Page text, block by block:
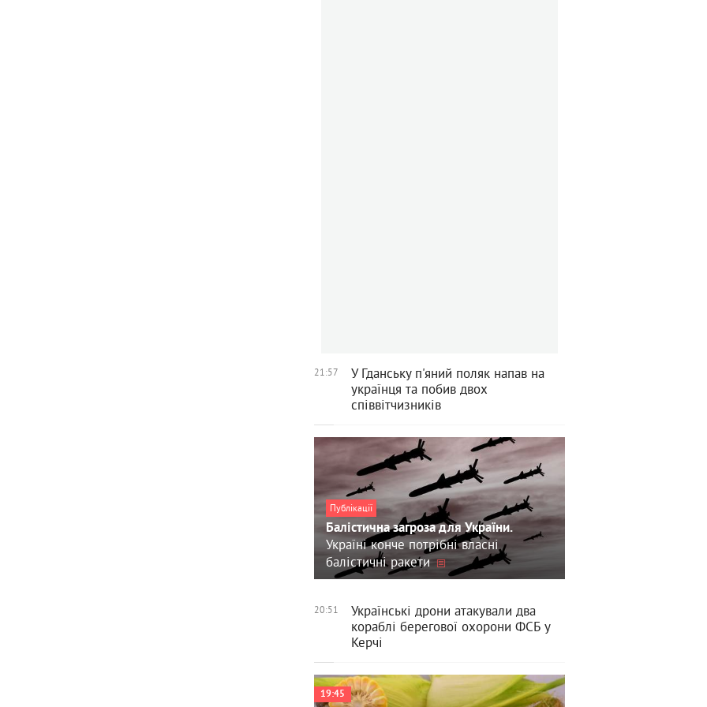
21:57
У Гданську п'яний поляк напав на
українця та побив двох
співвітчизників
Публікації
Балістична загроза для України.
Україні конче потрібні власні
балістичні ракети
20:51
Українські дрони атакували два
кораблі берегової охорони ФСБ у
Керчі
19:45